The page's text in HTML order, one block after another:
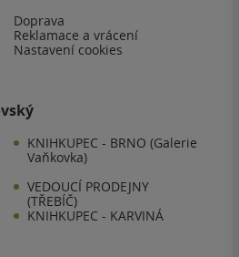
Doprava
Reklamace a vrácení
Nastavení cookies
KNIHKUPEC - BRNO (Galerie
Vaňkovka)
VEDOUCÍ PRODEJNY
(TŘEBÍČ)
KNIHKUPEC - KARVINÁ